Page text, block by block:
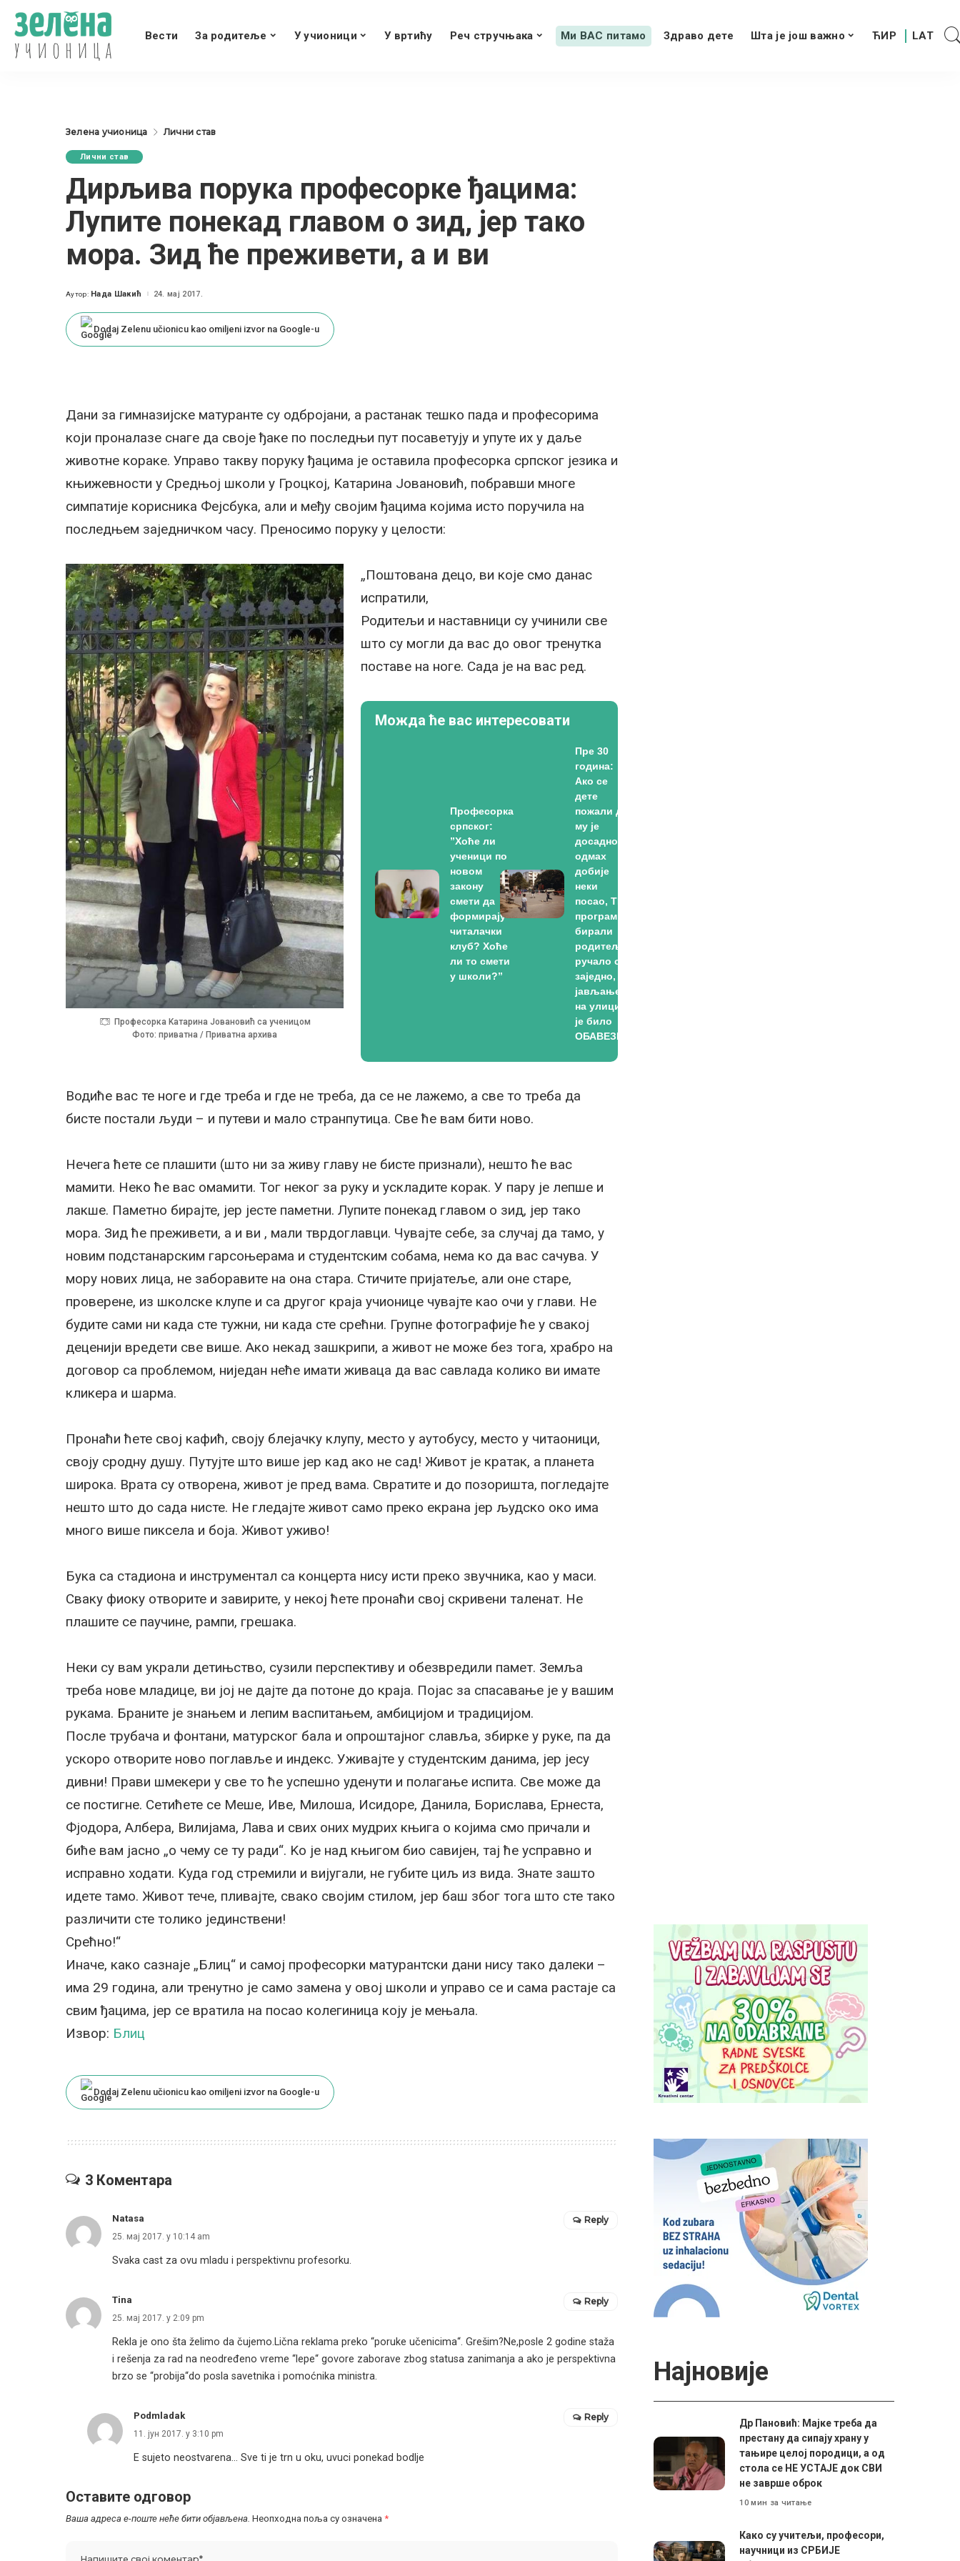
Вести За родитеље У учионици У вртићу Реч стручњака Ми ВАС питамо Здраво дете Шта је још важно
Зелена учионица Лични став
Лични став
Дирљива порука професорке ђацима:
Лупите понекад главом о зид, јер тако
мора. Зид ће преживети, а и ви
Posted
Аутор: Нада Шакић 24. мај 2017.
Dodaj Zelenu učionicu kao omiljeni izvor na Google-u
Дани за гимназијске матуранте су одбројани, а растанак тешко пада и професорима
који проналазе снаге да своје ђаке по последњи пут посаветују и упуте их у даље
животне кораке. Управо такву поруку ђацима је оставила професорка српског језика и
књижевности у Средњој школи у Гроцкој, Kатарина Јовановић, побравши многе
симпатије корисника Фејсбука, али и међу својим ђацима којима исто поручила на
последњем заједничком часу. Преносимо поруку у целости:
Професорка Kатарина Јовановић са ученицом
Фото: приватна / Приватна архива
„Поштована децо, ви које смо данас
испратили,
Родитељи и наставници су учинили све
што су могли да вас до овог тренутка
поставе на ноге. Сада је на вас ред.
Можда ће вас интересовати
Професорка
српског:
”Хоће ли
ученици по
новом
закону
смети да
формирају
читалачки
клуб? Хоће
ли то смети
у школи?”
Пре 30
година:
Ако се
дете
пожали да
му је
досадно –
одмах
добије
неки
посао, ТВ
програм су
бирали
родитељи,
ручало се
заједно,
јављање
на улици
је било
ОБАВЕЗНО
Водиће вас те ноге и где треба и где не треба, да се не лажемо, а све то треба да
бисте постали људи – и путеви и мало странпутица. Све ће вам бити ново.
Нечега ћете се плашити (што ни за живу главу не бисте признали), нешто ће вас
мамити. Неко ће вас омамити. Тог неког за руку и ускладите корак. У пару је лепше и
лакше. Паметно бирајте, јер јесте паметни. Лупите понекад главом о зид, јер тако
мора. Зид ће преживети, а и ви , мали тврдоглавци. Чувајте себе, за случај да тамо, у
новим подстанарским гарсоњерама и студентским собама, нема ко да вас сачува. У
мору нових лица, не заборавите на она стара. Стичите пријатеље, али оне старе,
проверене, из школске клупе и са другог краја учионице чувајте као очи у глави. Не
будите сами ни када сте тужни, ни када сте срећни. Групне фотографије ће у свакој
деценији вредети све више. Ако некад зашкрипи, а живот не може без тога, храбро на
договор са проблемом, ниједан неће имати живаца да вас савлада колико ви имате
кликера и шарма.
Пронаћи ћете свој кафић, своју блејачку клупу, место у аутобусу, место у читаоници,
своју сродну душу. Путујте што више јер кад ако не сад! Живот је кратак, а планета
широка. Врата су отворена, живот је пред вама. Свратите и до позоришта, погледајте
нешто што до сада нисте. Не гледајте живот само преко екрана јер људско око има
много више пиксела и боја. Живот уживо!
Бука са стадиона и инструментал са концерта нису исти преко звучника, као у маси.
Сваку фиоку отворите и завирите, у некој ћете пронаћи свој скривени таленат. Не
плашите се паучине, рампи, грешака.
Неки су вам украли детињство, сузили перспективу и обезвредили памет. Земља
треба нове младице, ви јој не дајте да потоне до краја. Појас за спасавање је у вашим
рукама. Браните је знањем и лепим васпитањем, амбицијом и традицијом.
После трубача и фонтани, матурског бала и опроштајног славља, збирке у руке, па да
ускоро отворите ново поглавље и индекс. Уживајте у студентским данима, јер јесу
дивни! Прави шмекери у све то ће успешно уденути и полагање испита. Све може да
се постигне. Сетићете се Меше, Иве, Милоша, Исидоре, Данила, Борислава, Ернеста,
Фјодора, Албера, Вилијама, Лава и свих оних мудрих књига о којима смо причали и
биће вам јасно „о чему се ту ради“. Kо је над књигом био савијен, тај ће усправно и
исправно ходати. Kуда год стремили и вијугали, не губите циљ из вида. Знате зашто
идете тамо. Живот тече, пливајте, свако својим стилом, јер баш због тога што сте тако
различити сте толико јединствени!
Срећно!“
Иначе, како сазнаје „Блиц“ и самој професорки матурантски дани нису тако далеки –
има 29 година, али тренутно је само замена у овој школи и управо се и сама растаје са
свим ђацима, јер се вратила на посао колегиница коју је мењала.
Извор: Блиц
Dodaj Zelenu učionicu kao omiljeni izvor na Google-u
3 Коментара
Natasa
25. мај 2017. у 10:14 am
Svaka cast za ovu mladu i perspektivnu profesorku.
Reply
Tina
25. мај 2017. у 2:09 pm
Rekla je ono šta želimo da čujemo.Lična reklama preko “poruke učenicima“. Grešim?Ne,posle 2 godine staža
i rešenja za rad na neodređeno vreme “lepe“ govore zaborave zbog statusa zanimanja a ako je perspektivna
brzo se “probija“do posla savetnika i pomoćnika ministra.
Reply
Podmladak
11. јун 2017. у 3:10 pm
E sujeto neostvarena… Sve ti je trn u oku, uvuci ponekad bodlje
Reply
Оставите одговор
Ваша адреса е-поште неће бити објављена. Неопходна поља су означена *
Најновије
Др Пановић: Мајке треба да
престану да сипају храну у
тањире целој породици, а од
стола се НЕ УСТАЈЕ док СВИ
не заврше оброк
10 мин за читање
Како су учитељи, професори,
научници из СРБИЈЕ